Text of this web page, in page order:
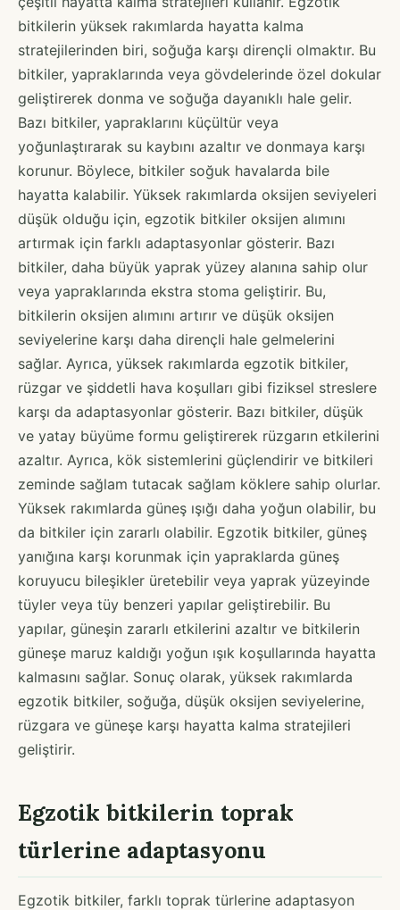
bitkilerin yüksek rakımlarda hayatta kalma
stratejilerinden biri, soğuğa karşı dirençli olmaktır. Bu
bitkiler, yapraklarında veya gövdelerinde özel dokular
geliştirerek donma ve soğuğa dayanıklı hale gelir.
Bazı bitkiler, yapraklarını küçültür veya
yoğunlaştırarak su kaybını azaltır ve donmaya karşı
korunur. Böylece, bitkiler soğuk havalarda bile
hayatta kalabilir. Yüksek rakımlarda oksijen seviyeleri
düşük olduğu için, egzotik bitkiler oksijen alımını
artırmak için farklı adaptasyonlar gösterir. Bazı
bitkiler, daha büyük yaprak yüzey alanına sahip olur
veya yapraklarında ekstra stoma geliştirir. Bu,
bitkilerin oksijen alımını artırır ve düşük oksijen
seviyelerine karşı daha dirençli hale gelmelerini
sağlar. Ayrıca, yüksek rakımlarda egzotik bitkiler,
rüzgar ve şiddetli hava koşulları gibi fiziksel streslere
karşı da adaptasyonlar gösterir. Bazı bitkiler, düşük
ve yatay büyüme formu geliştirerek rüzgarın etkilerini
azaltır. Ayrıca, kök sistemlerini güçlendirir ve bitkileri
zeminde sağlam tutacak sağlam köklere sahip olurlar.
Yüksek rakımlarda güneş ışığı daha yoğun olabilir, bu
da bitkiler için zararlı olabilir. Egzotik bitkiler, güneş
yanığına karşı korunmak için yapraklarda güneş
koruyucu bileşikler üretebilir veya yaprak yüzeyinde
tüyler veya tüy benzeri yapılar geliştirebilir. Bu
yapılar, güneşin zararlı etkilerini azaltır ve bitkilerin
güneşe maruz kaldığı yoğun ışık koşullarında hayatta
kalmasını sağlar. Sonuç olarak, yüksek rakımlarda
egzotik bitkiler, soğuğa, düşük oksijen seviyelerine,
rüzgara ve güneşe karşı hayatta kalma stratejileri
geliştirir.
Egzotik bitkilerin toprak
türlerine adaptasyonu
Egzotik bitkiler, farklı toprak türlerine adaptasyon